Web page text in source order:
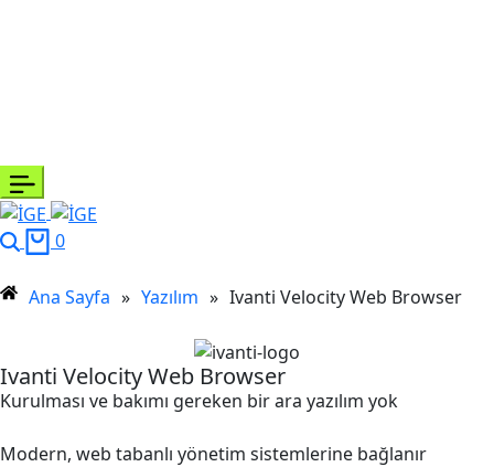
0
Ana Sayfa » Yazılım » Ivanti Velocity Web Browser
Ivanti Velocity Web Browser
Kurulması ve bakımı gereken bir ara yazılım yok
Modern, web tabanlı yönetim sistemlerine bağlanır